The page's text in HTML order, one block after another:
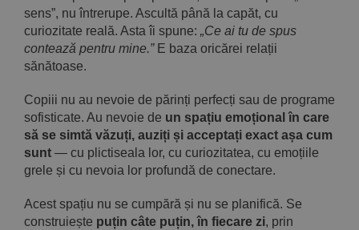
sens”, nu întrerupe. Ascultă până la capăt, cu
curiozitate reală. Asta îi spune: „Ce ai tu de spus
contează pentru mine.”E baza oricărei relații
sănătoase.
Copiii nu au nevoie de părinți perfecți sau de programe
sofisticate. Au nevoie de un spațiu emoțional în care
să se simtă văzuți, auziți și acceptați exact așa cum
sunt— cu plictiseala lor, cu curiozitatea, cu emoțiile
grele și cu nevoia lor profundă de conectare.
Acest spațiu nu se cumpără și nu se planifică. Se
construiește puțin câte puțin, în fiecare zi, prin